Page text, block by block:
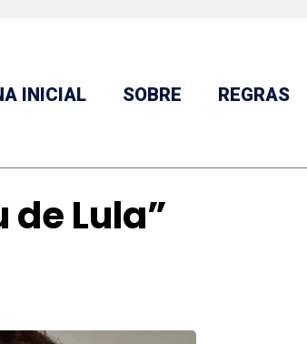
INICIAL SOBRE REGRAS
de Lula”